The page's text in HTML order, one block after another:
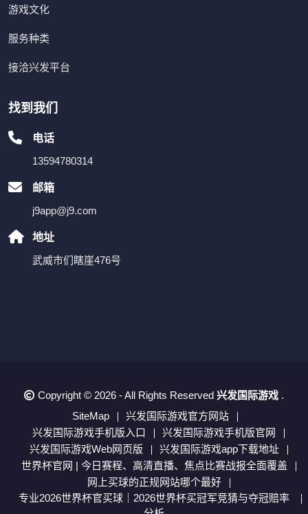
游戏文化
服务种类
接洽兴发平台
找到我们
电话
13594780314
邮箱
j9app@j9.com
地址
武威市们瞎崖476号
Copyright © 2026 - All Rights Reserved 兴发国际游戏 .
SiteMap
兴发国际游戏官方网站
兴发国际游戏手机版入口
兴发国际游戏手机版官网
兴发国际游戏Web网页版
兴发国际游戏app下载地址
世界杯官网 | 今日赛程、高清直播、焦点比赛战报全面覆盖
网上买球的正规网站哪个最好
专业2026世界杯官买球｜2026世界杯买冠军竞猜与夺冠赔率